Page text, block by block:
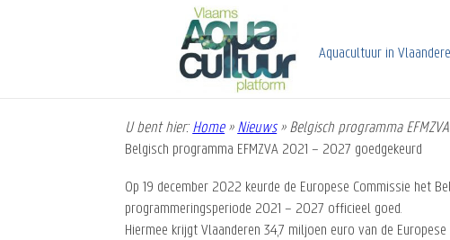
Aquacultuur in
U bent hier: Home » Nieuws » Belgisch programma
Belgisch programma EFMZVA 2021 – 2027 goedgekeurd
Op 19 december 2022 keurde de Europese Commissie het
programmeringsperiode 2021 – 2027 officieel goed.
Hiermee krijgt Vlaanderen 34,7 miljoen euro van de